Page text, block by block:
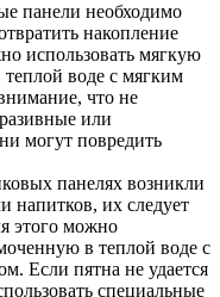
панели необходимо
накопление
использовать мягкую
воде с мягким
что не
или
могут повредить
панелях возникли
напитков, их следует
этого можно
в теплой воде с
Если пятна не удается
специальные